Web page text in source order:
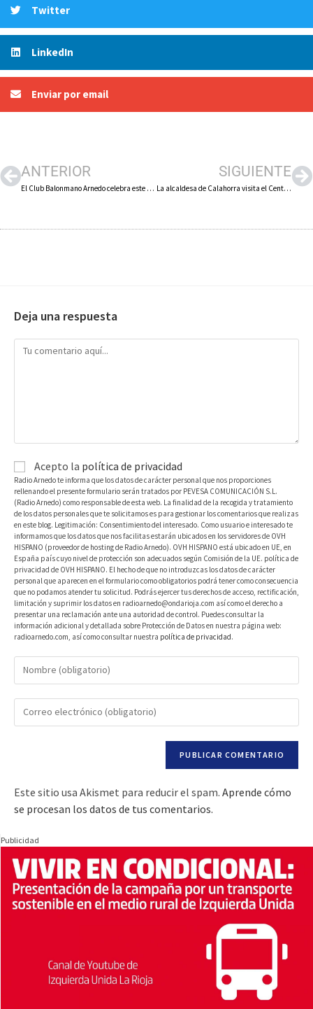
Twitter
LinkedIn
Enviar por email
ANTERIOR
El Club Balonmano Arnedo celebra este sábado 7 de octubre Jornadas de Puertas Abiertas
SIGUIENTE
La alcaldesa de Calahorra visita el Centro de Atención Diurna Áncora, que presta apoyo a 93 personas con discapacidad intelectual
Deja una respuesta
Acepto la política de privacidad
Radio Arnedo te informa que los datos de carácter personal que nos proporciones
rellenando el presente formulario serán tratados por PEVESA COMUNICACIÓN S.L.
(Radio Arnedo) como responsable de esta web. La finalidad de la recogida y tratamiento
de los datos personales que te solicitamos es para gestionar los comentarios que realizas
en este blog. Legitimación: Consentimiento del interesado. Como usuario e interesado te
informamos que los datos que nos facilitas estarán ubicados en los servidores de OVH
HISPANO (proveedor de hosting de Radio Arnedo). OVH HISPANO está ubicado en UE, en
España país cuyo nivel de protección son adecuados según Comisión de la UE. política de
privacidad de OVH HISPANO. El hecho de que no introduzcas los datos de carácter
personal que aparecen en el formulario como obligatorios podrá tener como consecuencia
que no podamos atender tu solicitud. Podrás ejercer tus derechos de acceso, rectificación,
limitación y suprimir los datos en radioarnedo@ondarioja.com así como el derecho a
presentar una reclamación ante una autoridad de control. Puedes consultar la
información adicional y detallada sobre Protección de Datos en nuestra página web:
radioarnedo.com, así como consultar nuestra política de privacidad.
Este sitio usa Akismet para reducir el spam. Aprende cómo
se procesan los datos de tus comentarios.
Publicidad